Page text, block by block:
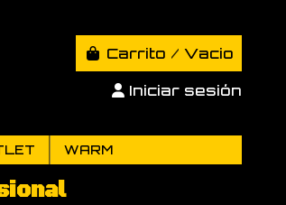
Carrito / Vacio
Iniciar sesión
WARM